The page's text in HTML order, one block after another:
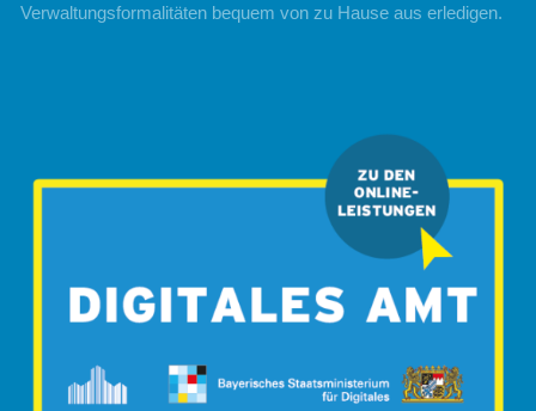
Verwaltungsformalitäten bequem von zu Hause aus erledigen.